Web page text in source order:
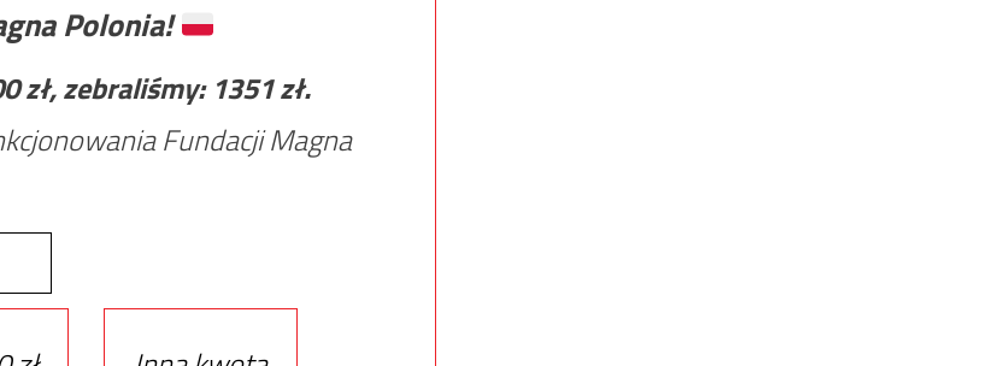
Polonia!
zł, zebraliśmy: 1351zł.
Fundacji Magna